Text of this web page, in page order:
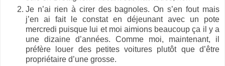
Je n’ai rien à cirer des bagnoles. On s’en fout mais
j’en ai fait le constat en déjeunant avec un pote
mercredi puisque lui et moi aimions beaucoup ça il y a
une dizaine d’années. Comme moi, maintenant, il
préfère louer des petites voitures plutôt que d’être
propriétaire d’une grosse.